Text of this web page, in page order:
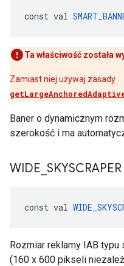
const val
Ta właściwość została
Zamiast niej używaj zasady
Baner o dynamicznym
szerokość i ma
WIDE SKYSCRAPER
const val
Rozmiar reklamy IAB
(160 x 600 pikseli